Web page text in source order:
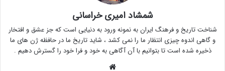
شمشاد امیری خراسانی
شناخت تاریخ و فرهنگ ایران به نمونه ورود به دنیایی است که جز عشق و افتخار
و گاهی اندوه چیزی انتظار ما را نمی کشد ، شاید تاریخ ما در حافظه ژن های ما
ذخیره شده است تا بتوانیم با آن آگاهی به خود و فرا خود را گسترش دهیم .